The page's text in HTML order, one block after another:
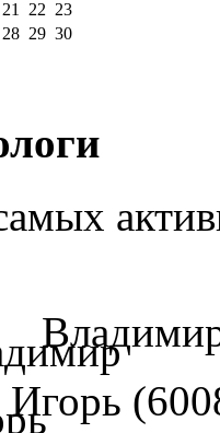
21 22 23
28 29 30
Игорь